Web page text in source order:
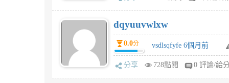
dqyuuvwlxw
0.0分 vsdlsqfyfe 6個月前
分享 728點閱 0 評論/給